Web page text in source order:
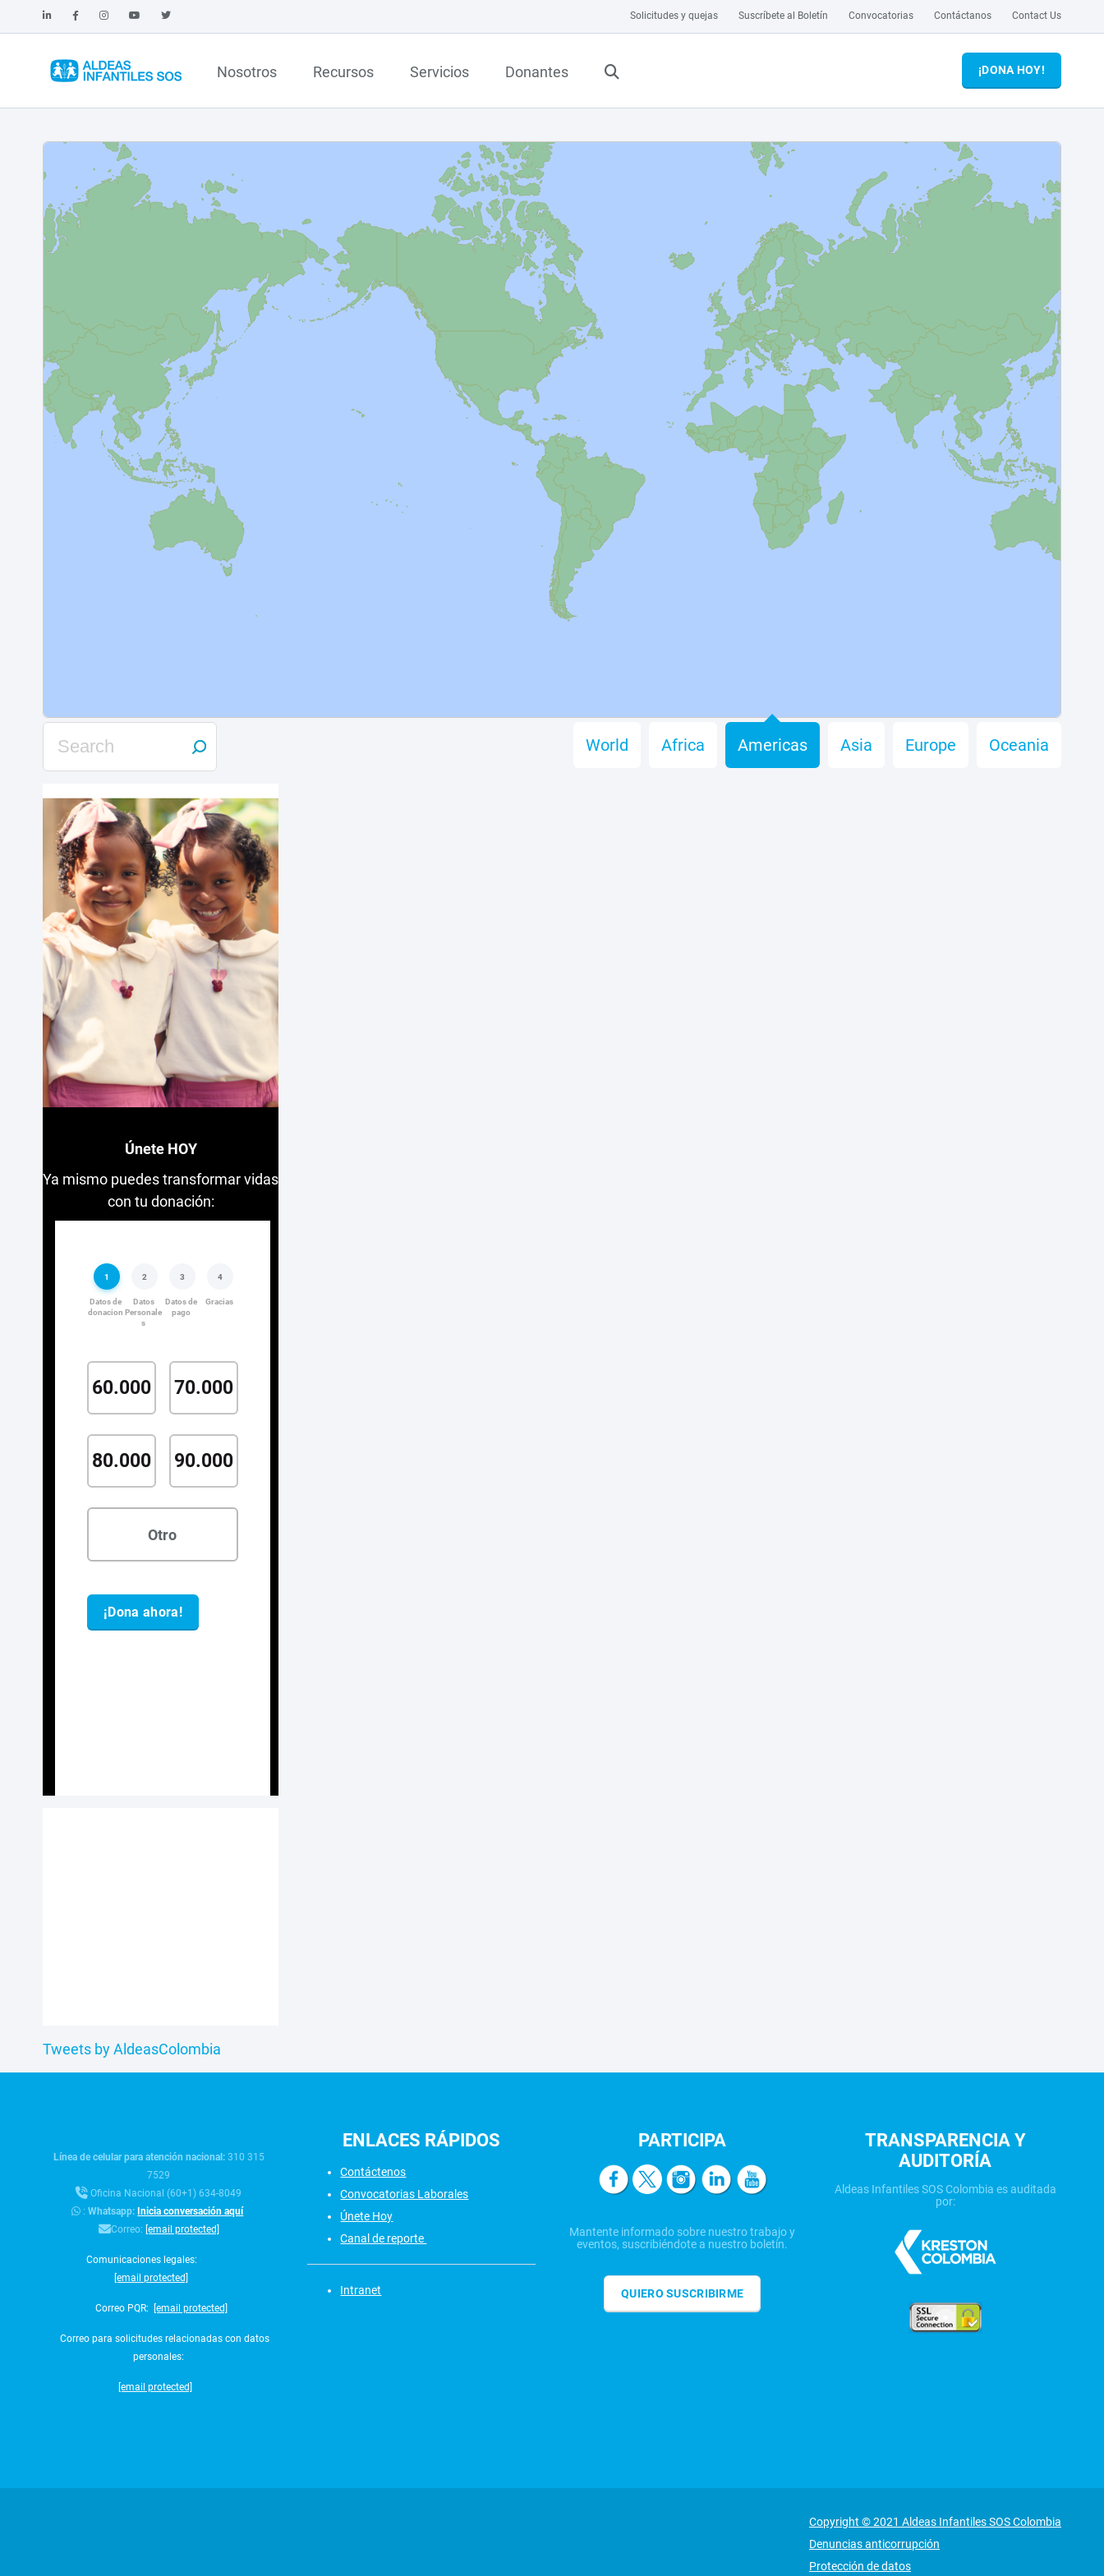
Solicitudes y quejas Suscríbete al Boletín Convocatorias Contáctanos Contact Us
Nosotros Recursos Servicios Donantes ¡DONA HOY!
World Africa Americas Asia Europe Oceania
Únete HOY
Ya mismo puedes transformar vidas
con tu donación:
Tweets by AldeasColombia
Línea de celular para atención nacional: 310 315
7529
Oficina Nacional (60+1) 634-8049
:Whatsapp: Inicia conversación aquí
Correo: [email protected]
Comunicaciones legales:
[email protected]
Correo PQR: [email protected]
Correo para solicitudes relacionadas con datos
personales:
[email protected]
ENLACES RÁPIDOS
Contáctenos
Convocatorias Laborales
Únete Hoy
Canal de reporte
Intranet
PARTICIPA
Mantente informado sobre nuestro trabajo y
eventos, suscribiéndote a nuestro boletín.
QUIERO SUSCRIBIRME
TRANSPARENCIA Y
AUDITORÍA
Aldeas Infantiles SOS Colombia es auditada
por:
Copyright © 2021 Aldeas Infantiles SOS Colombia
Denuncias anticorrupción
Protección de datos